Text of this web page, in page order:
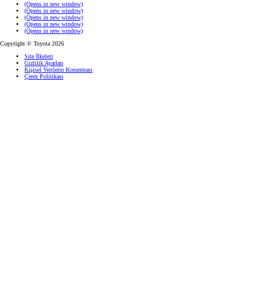
(Opens in new window)
(Opens in new window)
(Opens in new window)
(Opens in new window)
(Opens in new window)
Copyright © Toyota 2026
Site İlkeleri
Gizlilik Ayarları
Kişisel Verilerin Korunması
Çerez Politikası